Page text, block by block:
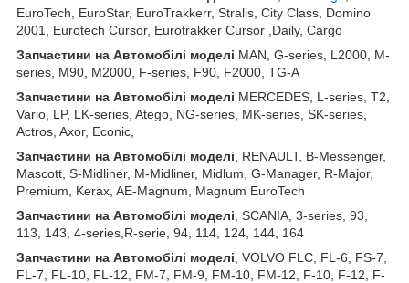
EuroTech, EuroStar, EuroTrakkerr, Stralis, City Class, Domino
2001, Eurotech Cursor, Eurotrakker Cursor ,Daily, Cargo
Запчастини на Автомобілі моделі MAN, G-series, L2000, M-
series, M90, M2000, F-series, F90, F2000, TG-A
Запчастини на Автомобілі моделі MERCEDES, L-series, T2,
Vario, LP, LK-series, Atego, NG-series, MK-series, SK-series,
Actros, Axor, Econic,
Запчастини на Автомобілі моделі , RENAULT, B-Messenger,
Mascott, S-Midliner, M-Midliner, Midlum, G-Manager, R-Major,
Premium, Kerax, AE-Magnum, Magnum EuroTech
Запчастини на Автомобілі моделі , SCANIA, 3-series, 93,
113, 143, 4-series,R-serie, 94, 114, 124, 144, 164
Запчастини на Автомобілі моделі , VOLVO FLC, FL-6, FS-7,
FL-7, FL-10, FL-12, FM-7, FM-9, FM-10, FM-12, F-10, F-12, F-